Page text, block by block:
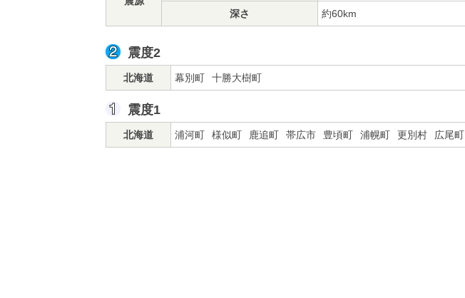
深さ
約60km
震度2
北海道 幕別町 十勝大樹町
震度1
北海道 浦河町 様似町 鹿追町 帯広市 豊頃町 浦幌町 更別村 広尾町